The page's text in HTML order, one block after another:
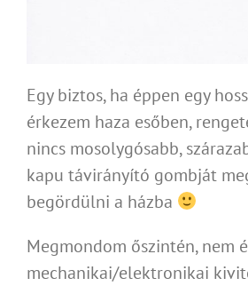
Egy biztos, ha éppen egy
érkezem haza esőben,
nincs mosolygósabb,
kapu távirányító gombját
begördülni a házba
Megmondom őszintén, nem
mechanikai/elektronikai